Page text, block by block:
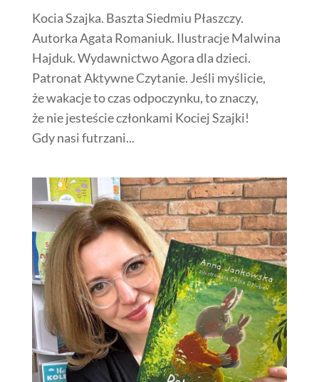
Kocia Szajka. Baszta Siedmiu Płaszczy.
Autorka Agata Romaniuk. Ilustracje Malwina
Hajduk. Wydawnictwo Agora dla dzieci.
Patronat Aktywne Czytanie. Jeśli myślicie,
że wakacje to czas odpoczynku, to znaczy,
że nie jesteście członkami Kociej Szajki!
Gdy nasi futrzani...